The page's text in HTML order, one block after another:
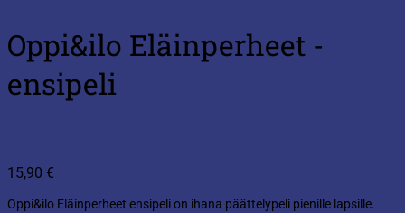
Oppi&ilo Eläinperheet -
ensipeli
15,90 €
Oppi&ilo Eläinperheet ensipeli on ihana päättelypeli pienille lapsille.